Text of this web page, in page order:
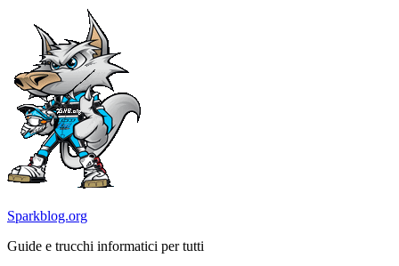
contenuto
Sparkblog.org
Guide e trucchi informatici per tutti